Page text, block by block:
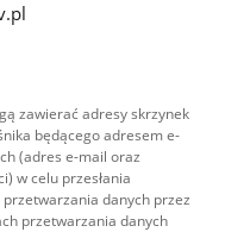
zawierać adresy skrzynek
będącego adresem e-
(adres e-mail oraz
w celu przesłania
przetwarzania danych przez
przetwarzania danych